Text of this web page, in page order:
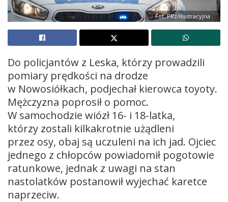
Fot. PRz/ilustracyjna
Do policjantów z Leska, którzy prowadzili
pomiary prędkości na drodze
w Nowosiółkach, podjechał kierowca toyoty.
Mężczyzna poprosił o pomoc.
W samochodzie wiózł 16- i 18-latka,
którzy zostali kilkakrotnie użądleni
przez osy, obaj są uczuleni na ich jad. Ojciec
jednego z chłopców powiadomił pogotowie
ratunkowe, jednak z uwagi na stan
nastolatków postanowił wyjechać karetce
naprzeciw.